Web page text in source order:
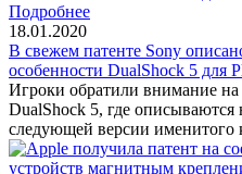
Подробнее
18.01.2020
В свежем патенте Sony
особенности DualShock 5 для
Игроки обратили внимание
DualShock 5, где описываются
следующей версии именитого